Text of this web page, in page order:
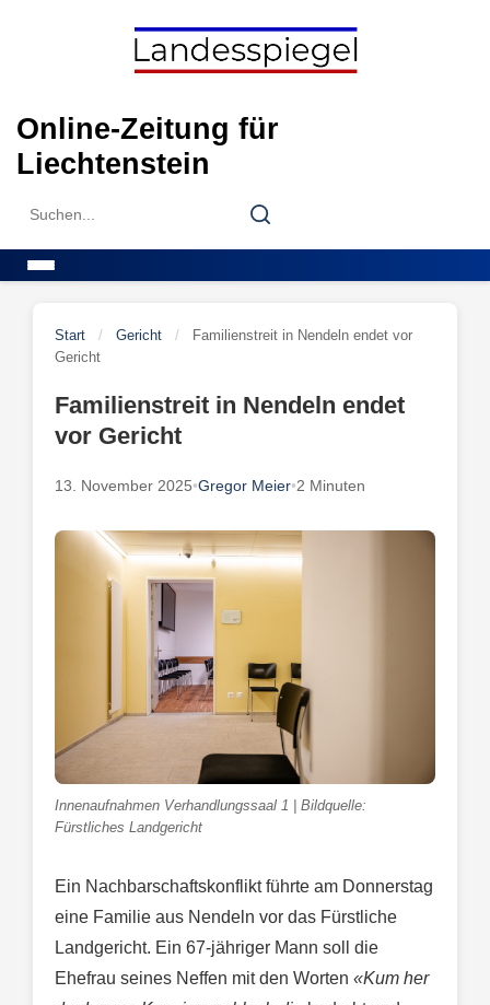
Online-Zeitung für
Liechtenstein
Search
Search
Start / Gericht /
Familienstreit in Nendeln endet vor
Gericht
Familienstreit in Nendeln endet
vor Gericht
13. November 2025•Gregor Meier•2 Minuten
Innenaufnahmen Verhandlungssaal 1 | Bildquelle:
Fürstliches Landgericht
Ein Nachbarschaftskonflikt führte am Donnerstag
eine Familie aus Nendeln vor das Fürstliche
Landgericht. Ein 67-jähriger Mann soll die
Ehefrau seines Neffen mit den Worten «Kum her